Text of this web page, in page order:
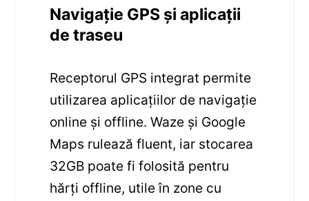
Navigație GPS și aplicații
de traseu
Receptorul GPS integrat permite
utilizarea aplicațiilor de navigație
online și offline. Waze și Google
Maps rulează fluent, iar stocarea
32GB poate fi folosită pentru
hărți offline, utile în zone cu